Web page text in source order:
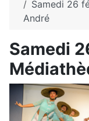
Samedi 26
André
Samedi